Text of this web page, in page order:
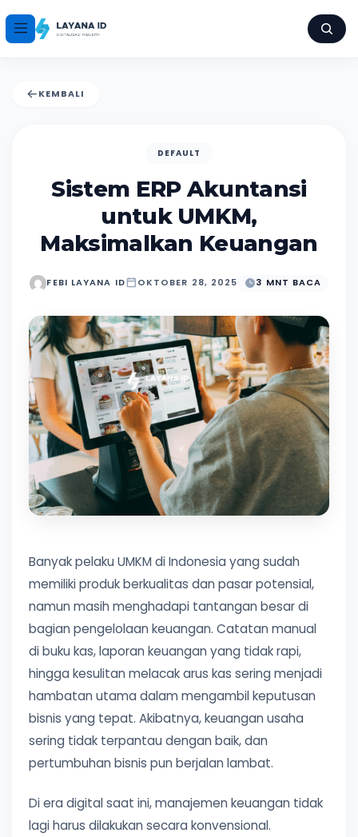
KEMBALI
DEFAULT
Sistem ERP Akuntansi
untuk UMKM,
Maksimalkan Keuangan
FEBI LAYANA ID OKTOBER 28, 2025 3 MNT BACA
Banyak pelaku UMKM di Indonesia yang sudah
memiliki produk berkualitas dan pasar potensial,
namun masih menghadapi tantangan besar di
bagian pengelolaan keuangan. Catatan manual
di buku kas, laporan keuangan yang tidak rapi,
hingga kesulitan melacak arus kas sering menjadi
hambatan utama dalam mengambil keputusan
bisnis yang tepat. Akibatnya, keuangan usaha
sering tidak terpantau dengan baik, dan
pertumbuhan bisnis pun berjalan lambat.
Di era digital saat ini, manajemen keuangan tidak
lagi harus dilakukan secara konvensional.